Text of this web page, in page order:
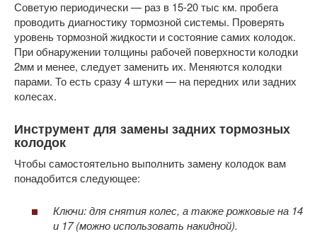
Советую периодически — раз в 15-20 тыс км. пробега
проводить диагностику тормозной системы. Проверять
уровень тормозной жидкости и состояние самих колодок.
При обнаружении толщины рабочей поверхности колодки
2мм и менее, следует заменить их. Меняются колодки
парами. То есть сразу 4 штуки — на передних или задних
колесах.
Инструмент для замены задних тормозных
колодок
Чтобы самостоятельно выполнить замену колодок вам
понадобится следующее:
Ключи: для снятия колес, а также рожковые на 14
и 17 (можно использовать накидной).